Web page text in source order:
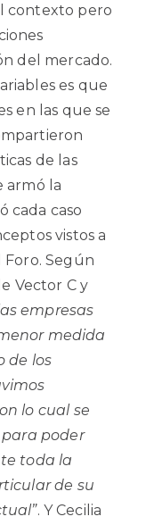
contexto pero
del mercado.
es que
en las que se
de las
armó la
cada caso
vistos a
Foro. Según
Vector C y
empresas
medida
de los
lo cual se
poder
toda la
de su
. Y Cecilia